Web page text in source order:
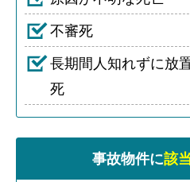
不審死
長期間人知れずに放
死
事故物件に該